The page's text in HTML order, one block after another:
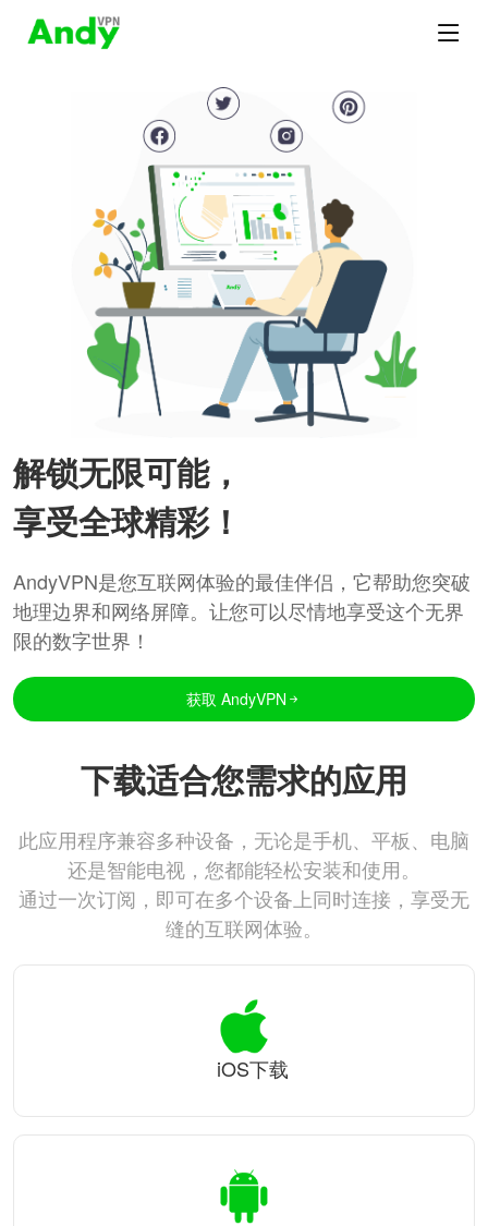
解锁无限可能，
享受全球精彩！
AndyVPN是您互联网体验的最佳伴侣，它帮助您突破
地理边界和网络屏障。让您可以尽情地享受这个无界
限的数字世界！
获取 AndyVPN
下载适合您需求的应用
此应用程序兼容多种设备，无论是手机、平板、电脑
还是智能电视，您都能轻松安装和使用。
通过一次订阅，即可在多个设备上同时连接，享受无
缝的互联网体验。
iOS下载